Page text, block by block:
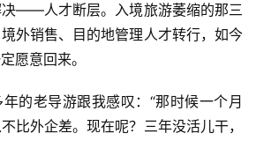
——人才断层。入境旅游萎缩的那三
外销售、目的地管理人才转行，如今
愿意回来。
的老导游跟我感叹：“那时候一个月
比外企差。现在呢？三年没活儿干，